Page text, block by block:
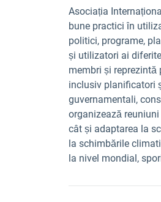
Asociația
bune practici în
politici, programe,
și utilizatori ai
membri și reprezintă
inclusiv planificatori
guvernamentali,
organizează
cât și adaptarea la
la schimbările
la nivel mondial,